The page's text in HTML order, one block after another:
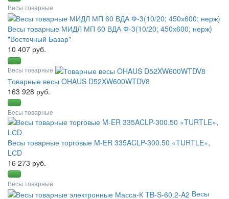
Весы товарные
Весы товарные МИДЛ МП 60 ВДА Ф-3(10/20; 450х600; нерж)
"Восточный Базар"
10 407 руб.
Весы товарные
Товарные весы OHAUS D52XW600WTDV8
163 928 руб.
Весы товарные
Весы товарные торговые M-ER 335ACLP-300.50 «TURTLE»,
LСD
16 273 руб.
Весы товарные
Весы